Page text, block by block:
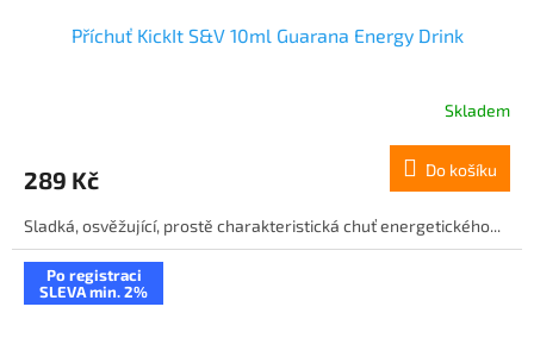
Příchuť KickIt S&V 10ml Guarana Energy Drink
Skladem
289 Kč Do košíku
Sladká, osvěžující, prostě charakteristická chuť energetického...
Po registraci
SLEVA min. 2%